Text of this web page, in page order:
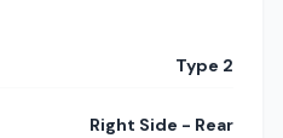
Type 2
Right Side - Rear